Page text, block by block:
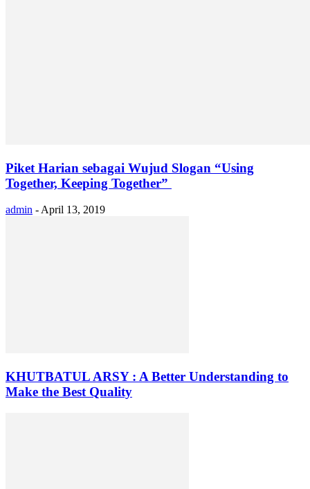
Piket Harian sebagai Wujud Slogan “Using
Together, Keeping Together”
admin - April 13, 2019
KHUTBATUL ARSY : A Better Understanding to
Make the Best Quality